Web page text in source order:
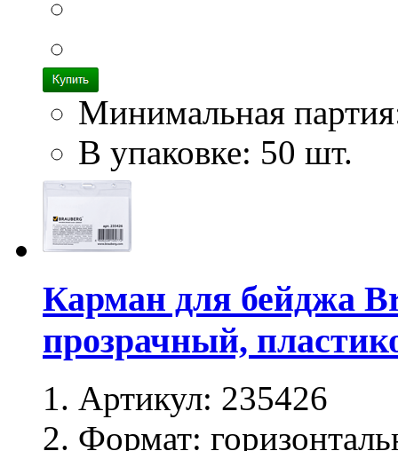
Минимальная
В упаковке: 50 шт.
Карман для бейджа
прозрачный,
Артикул: 235426
Формат: